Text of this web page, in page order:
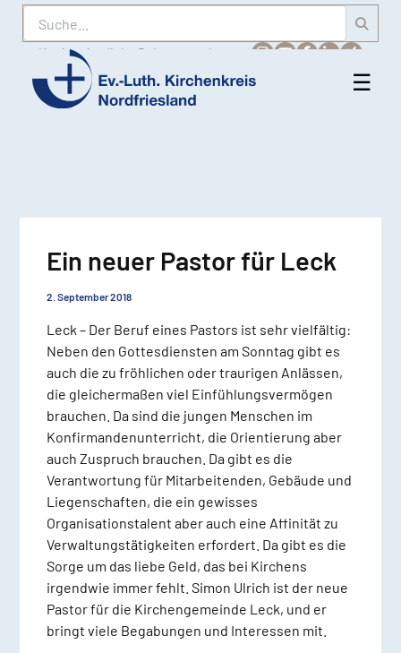
Suche
Karriere Amtliche Bekanntmachungen
Ev.-
☰
Ein neuer Pastor für Leck
2. September 2018
Leck – Der Beruf eines Pastors ist sehr vielfältig:
Neben den Gottesdiensten am Sonntag gibt es
auch die zu fröhlichen oder traurigen Anlässen,
die gleichermaßen viel Einfühlungsvermögen
brauchen. Da sind die jungen Menschen im
Konfirmandenunterricht, die Orientierung aber
auch Zuspruch brauchen. Da gibt es die
Verantwortung für Mitarbeitenden, Gebäude und
Liegenschaften, die ein gewisses
Organisationstalent aber auch eine Affinität zu
Verwaltungstätigkeiten erfordert. Da gibt es die
Sorge um das liebe Geld, das bei Kirchens
irgendwie immer fehlt. Simon Ulrich ist der neue
Pastor für die Kirchengemeinde Leck, und er
bringt viele Begabungen und Interessen mit.